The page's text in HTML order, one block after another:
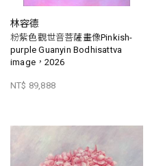
林容德
粉紫色觀世音菩薩畫像Pinkish-
purple Guanyin Bodhisattva
image，2026
NT$ 89,888